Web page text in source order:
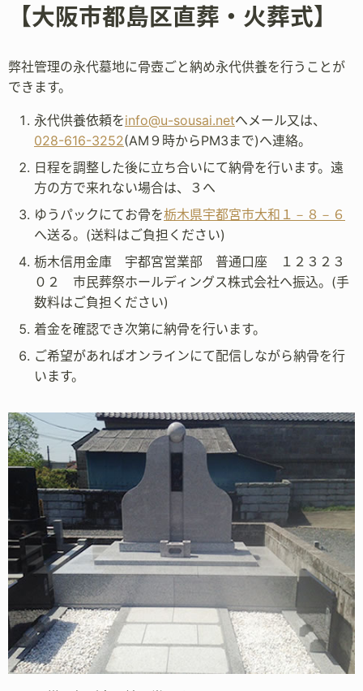
【大阪市都島区直葬・火葬式】
弊社管理の永代墓地に骨壺ごと納め永代供養を行うことが
できます。
永代供養依頼をinfo@u-sousai.netへメール又は、
028-616-3252(AM９時からPM3まで)へ連絡。
日程を調整した後に立ち合いにて納骨を行います。遠
方の方で来れない場合は、３へ
ゆうパックにてお骨を栃木県宇都宮市大和１－８－６
へ送る。(送料はご負担ください)
栃木信用金庫 宇都宮営業部 普通口座 １２３２３
０２ 市民葬祭ホールディングス株式会社へ振込。(手
数料はご負担ください)
着金を確認でき次第に納骨を行います。
ご希望があればオンラインにて配信しながら納骨を行
います。